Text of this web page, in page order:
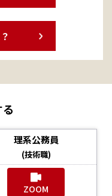
理系公務員
(技術職)
ZOOM